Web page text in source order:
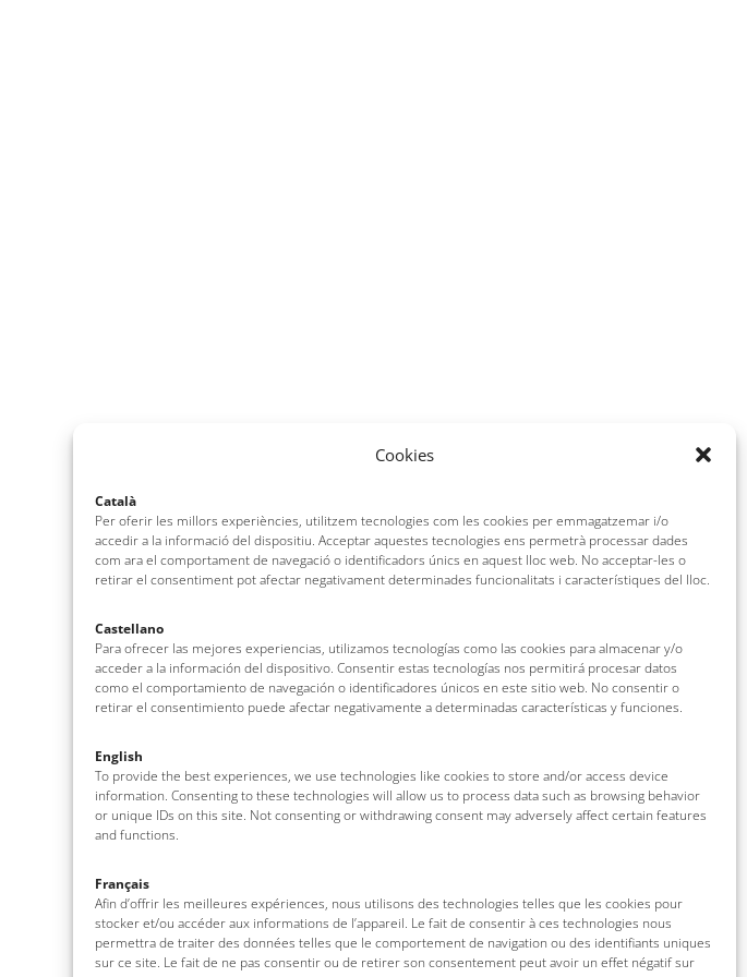
Cookies
Català
Per oferir les millors experiències, utilitzem tecnologies com les cookies per emmagatzemar i/o
accedir a la informació del dispositiu. Acceptar aquestes tecnologies ens permetrà processar dades
com ara el comportament de navegació o identificadors únics en aquest lloc web. No acceptar-les o
retirar el consentiment pot afectar negativament determinades funcionalitats i característiques del lloc.
Castellano
Para ofrecer las mejores experiencias, utilizamos tecnologías como las cookies para almacenar y/o
acceder a la información del dispositivo. Consentir estas tecnologías nos permitirá procesar datos
como el comportamiento de navegación o identificadores únicos en este sitio web. No consentir o
retirar el consentimiento puede afectar negativamente a determinadas características y funciones.
English
To provide the best experiences, we use technologies like cookies to store and/or access device
information. Consenting to these technologies will allow us to process data such as browsing behavior
or unique IDs on this site. Not consenting or withdrawing consent may adversely affect certain features
and functions.
Français
Afin d’offrir les meilleures expériences, nous utilisons des technologies telles que les cookies pour
stocker et/ou accéder aux informations de l’appareil. Le fait de consentir à ces technologies nous
permettra de traiter des données telles que le comportement de navigation ou des identifiants uniques
sur ce site. Le fait de ne pas consentir ou de retirer son consentement peut avoir un effet négatif sur